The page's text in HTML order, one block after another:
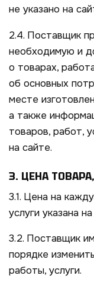
не указано на
2.4. Поставщик
необходимую и
о товарах,
об основных
месте
а также
товаров, работ,
на сайте.
3. ЦЕНА
3.1. Цена на
услуги указана
3.2. Поставщик
порядке
работы, услуги.